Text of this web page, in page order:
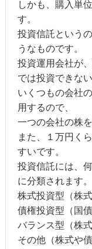
しかも、購入単
す。
投資信託という
うなものです。
投資運用会社が
では投資できな
いくつもの会社
用するので、
一つの会社の株
また、１万円く
すいです。
投資信託には、
に分類されます。
株式投資型（株
債権投資型（国
バランス型（株
その他（株式や